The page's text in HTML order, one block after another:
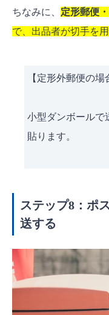
ちなみに、 定形郵便
で、出品者が切手を
【定形外郵便の場
小型ダンボールで
貼ります。
ステップ8：ポ
送する